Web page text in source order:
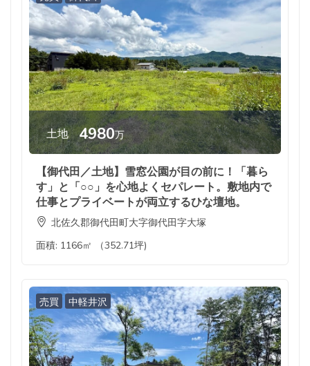
土地 4980万
【御代田／土地】雪窓公園が目の前に！「暮ら
す」と「○○」を心地よくセパレート。敷地内で
仕事とプライベートが両立するひな壇地。
北佐久郡御代田町大字御代田字大塚
面積: 1166㎡ （352.71坪)
売買 中軽井沢